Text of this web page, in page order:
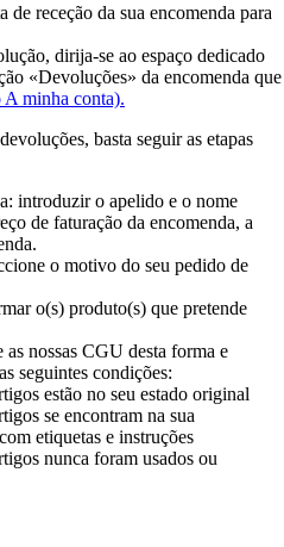
de receção da sua encomenda para
dirija-se ao espaço dedicado
«Devoluções» da encomenda que
A minha conta).
basta seguir as etapas
introduzir o apelido e o nome
de faturação da encomenda, a
o motivo do seu pedido de
o(s) produto(s) que pretende
nossas CGU desta forma e
seguintes condições:
estão no seu estado original
se encontram na sua
etiquetas e instruções
nunca foram usados ou